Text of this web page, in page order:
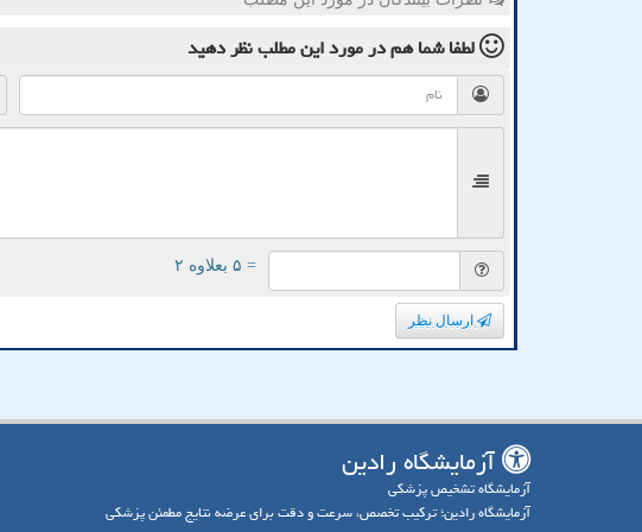
لطفا شما همدر مورد این مطلبنظر دهید
= ۵ بعلاوه ۲
ارسال نظر
آزمایشگاه رادین
آزمایشگاه تشخیص پزشکی
آزمایشگاه رادین؛ ترکیب تخصص، سرعت و دقت برای عرضه نتایج مطمئن پزشکی